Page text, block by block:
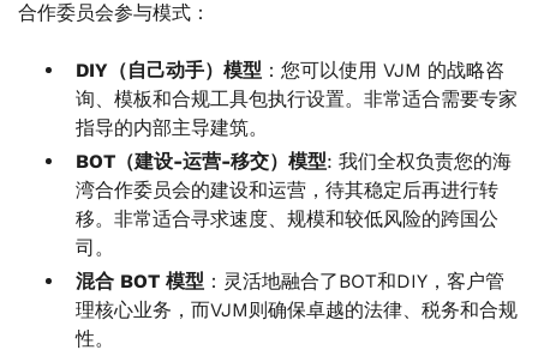
合作委员会参与模式：
DIY（自己动手）模型 ：您可以使用 VJM 的战略咨
询、模板和合规工具包执行设置。非常适合需要专家
指导的内部主导建筑。
BOT（建设-运营-移交）模型: 我们全权负责您的海
湾合作委员会的建设和运营，待其稳定后再进行转
移。非常适合寻求速度、规模和较低风险的跨国公
司。
混合 BOT 模型 ：灵活地融合了BOT和DIY，客户管
理核心业务，而VJM则确保卓越的法律、税务和合规
性。